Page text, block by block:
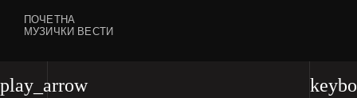
play_arrow
ПОЧЕТНА
МУЗИЧКИ ВЕСТИ